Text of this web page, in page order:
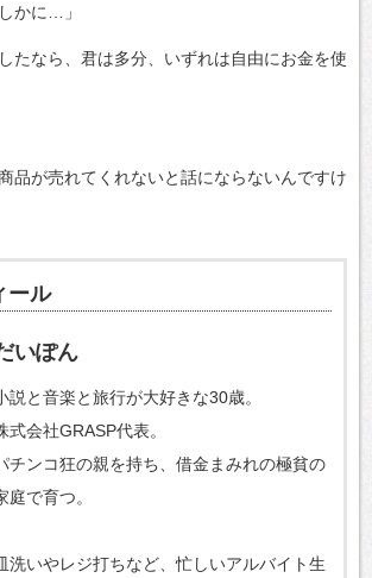
かに…」
たなら、君は多分、いずれは自由にお金を使
品が売れてくれないと話にならないんですけ
ール
いぽん
説と音楽と旅行が大好きな30歳。
式会社GRASP代表。
チンコ狂の親を持ち、借金まみれの極貧の
庭で育つ。
洗いやレジ打ちなど、忙しいアルバイト生